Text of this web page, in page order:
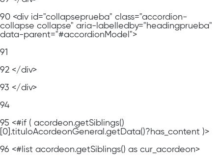
90 <div id="collapseprueba" class="accordion-
collapse collapse" aria-labelledby="headingprueba"
data-parent="#accordionModel">
91
92 </div>
93 </div>
94
95 <#if ( acordeon.getSiblings()
[0].tituloAcordeonGeneral.getData()?has_content )>
96 <#list acordeon.getSiblings() as cur_acordeon>